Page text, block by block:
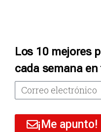
Los 10 mejores
cada semana
¡Me apunto!